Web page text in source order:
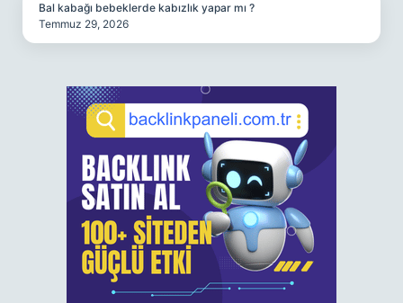
Bal kabağı bebeklerde kabızlık yapar mı ?
Temmuz 29, 2026